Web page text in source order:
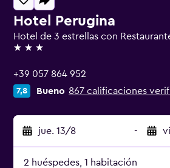
Hotel Perugina
Hotel de 3 estrellas con
3 estrellas
+39 057 864 952
7,8 Bueno 867 calificaciones
jue. 13/8 -
2 huéspedes, 1 habitación